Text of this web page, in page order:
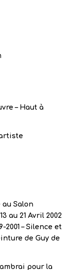
– Haut à
Salon
au 21 Avril 2002
2001 – Silence et
de Guy de
pour la